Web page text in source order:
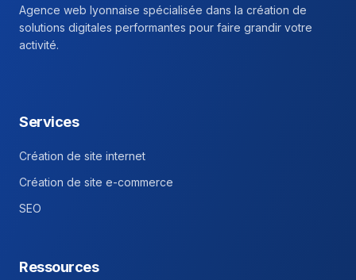
Agence web lyonnaise spécialisée dans la création de
solutions digitales performantes pour faire grandir votre
activité.
Services
Création de site internet
Création de site e-commerce
SEO
Ressources